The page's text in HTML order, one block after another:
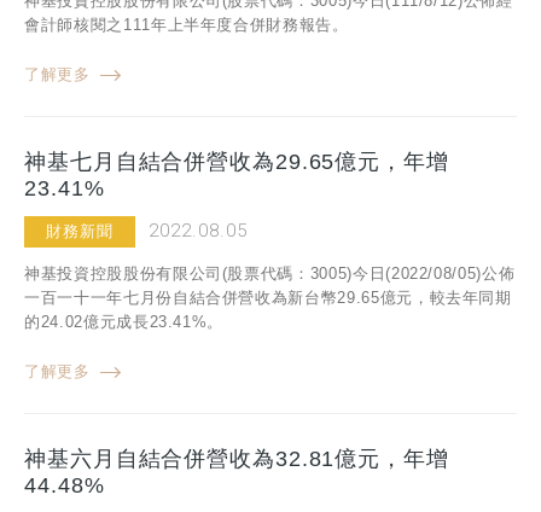
會計師核閱之111年上半年度合併財務報告。
了解更多
神基七月自結合併營收為29.65億元，年增
23.41%
財務新聞 2022.08.05
神基投資控股股份有限公司(股票代碼：3005)今日(2022/08/05)公佈
一百一十一年七月份自結合併營收為新台幣29.65億元，較去年同期
的24.02億元成長23.41%。
了解更多
神基六月自結合併營收為32.81億元，年增
44.48%